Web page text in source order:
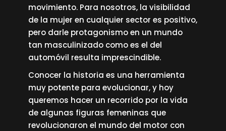
movimiento. Para nosotros, la visibilidad
de la mujer en cualquier sector es positivo,
pero darle protagonismo en un mundo
tan masculinizado como es el del
automóvil resulta imprescindible.
Conocer la historia es una herramienta
muy potente para evolucionar, y hoy
queremos hacer un recorrido por la vida
de algunas figuras femeninas que
revolucionaron el mundo del motor con